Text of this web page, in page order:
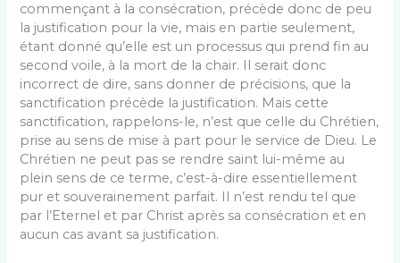
commençant à la consécration, précède donc de peu
la justification pour la vie, mais en partie seulement,
étant donné qu’elle est un processus qui prend fin au
second voile, à la mort de la chair. Il serait donc
incorrect de dire, sans donner de précisions, que la
sanctification précède la justification. Mais cette
sanctification, rappelons-le, n’est que celle du Chrétien,
prise au sens de mise à part pour le service de Dieu. Le
Chrétien ne peut pas se rendre saint lui-même au
plein sens de ce terme, c’est-à-dire essentiellement
pur et souverainement parfait. Il n’est rendu tel que
par l’Eternel et par Christ après sa consécration et en
aucun cas avant sa justification.